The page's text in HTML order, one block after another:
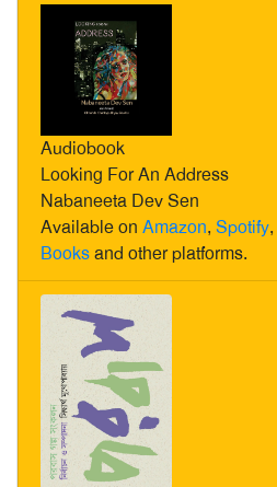
Audiobook
Looking For An Address
Nabaneeta Dev Sen
Available on Amazon, Spotify,
Booksand other platforms.